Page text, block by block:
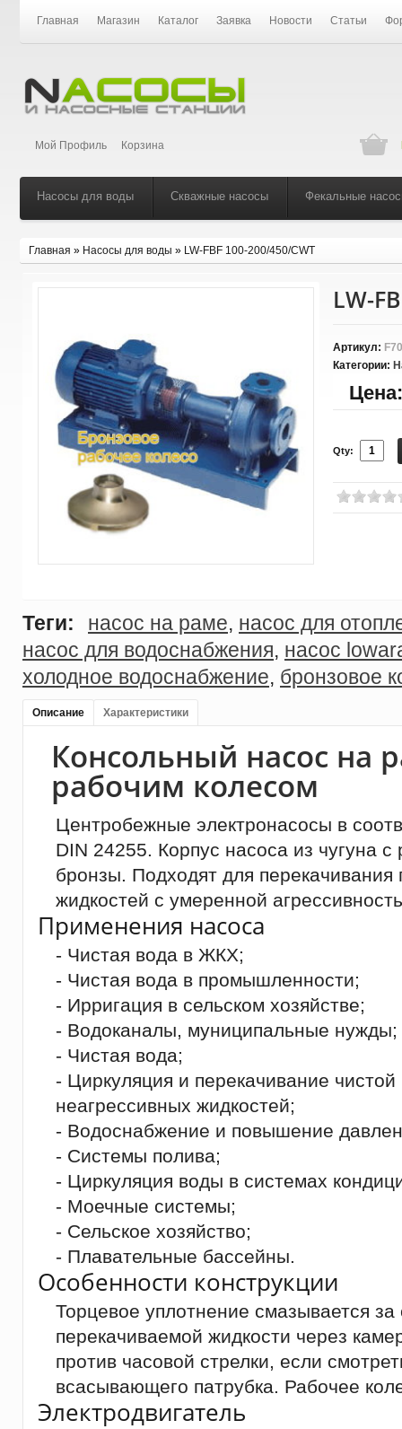
Главная Магазин Каталог Заявка Новости Статьи
Мой Профиль Корзина
Насосы для воды Скважные насосы Фекальные
Главная » Насосы для воды » LW-FBF 100-200/450/CWT
LW-
Артикул:
Категории:
Цена:
Qty:
Теги: насос на раме, насос для
насос для водоснабжения, насос
холодное водоснабжение, бронзовое
Описание Характеристики
Консольный насос на
рабочим колесом
Центробежные электронасосы в
DIN 24255. Корпус насоса из чугуна
бронзы. Подходят для перекачивания
жидкостей с умеренной
Применения насоса
- Чистая вода в ЖКХ;
- Чистая вода в промышленности;
- Ирригация в сельском хозяйстве;
- Водоканалы, муниципальные нужды;
- Чистая вода;
- Циркуляция и перекачивание
неагрессивных жидкостей;
- Водоснабжение и повышение
- Системы полива;
- Циркуляция воды в системах
- Моечные системы;
- Сельское хозяйство;
- Плавательные бассейны.
Особенности конструкции
Торцевое уплотнение смазывается за
перекачиваемой жидкости через
против часовой стрелки, если
всасывающего патрубка. Рабочее
Электродвигатель